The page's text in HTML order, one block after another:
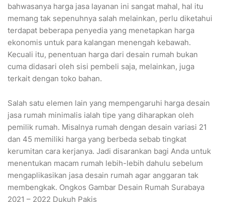
bahwasanya harga jasa layanan ini sangat mahal, hal itu
memang tak sepenuhnya salah melainkan, perlu diketahui
terdapat beberapa penyedia yang menetapkan harga
ekonomis untuk para kalangan menengah kebawah.
Kecuali itu, penentuan harga dari desain rumah bukan
cuma didasari oleh sisi pembeli saja, melainkan, juga
terkait dengan toko bahan.
Salah satu elemen lain yang mempengaruhi harga desain
jasa rumah minimalis ialah tipe yang diharapkan oleh
pemilik rumah. Misalnya rumah dengan desain variasi 21
dan 45 memiliki harga yang berbeda sebab tingkat
kerumitan cara kerjanya. Jadi disarankan bagi Anda untuk
menentukan macam rumah lebih-lebih dahulu sebelum
mengaplikasikan jasa desain rumah agar anggaran tak
membengkak. Ongkos Gambar Desain Rumah Surabaya
2021 – 2022 Dukuh Pakis